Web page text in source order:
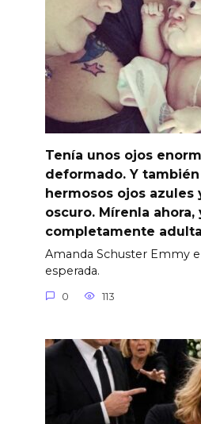
Tenía unos ojos
deformado. Y
hermosos ojos azules
oscuro. Mírenla ahora,
completamente
Amanda Schuster Emmy
esperada.
0 113